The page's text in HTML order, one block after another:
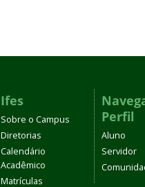
Ifes
Sobre o Campus
Diretorias
Calendário
Acadêmico
Matrículas
Perfil
Aluno
Servidor